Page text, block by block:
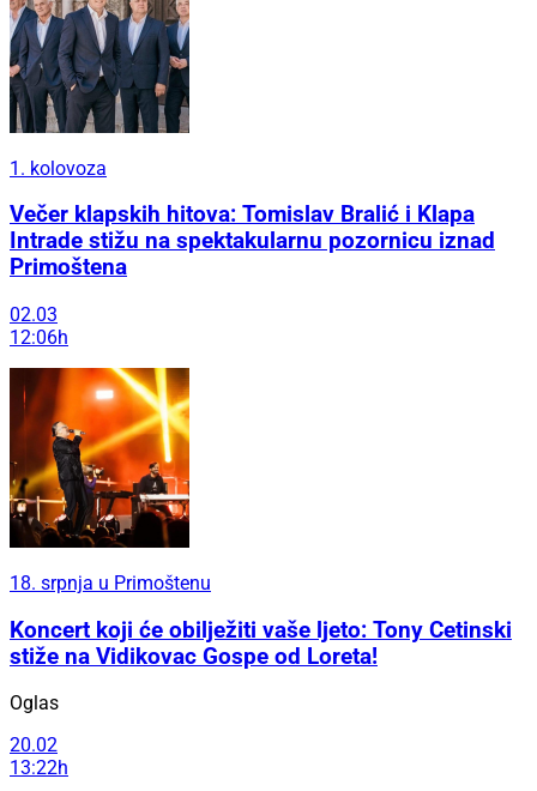
1. kolovoza
Večer klapskih hitova: Tomislav Bralić i Klapa
Intrade stižu na spektakularnu pozornicu iznad
Primoštena
02.03
12:06h
18. srpnja u Primoštenu
Koncert koji će obilježiti vaše ljeto: Tony Cetinski
stiže na Vidikovac Gospe od Loreta!
Oglas
20.02
13:22h